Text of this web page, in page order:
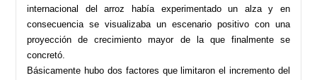
internacional del arroz había experimentado un alza y en
consecuencia se visualizaba un escenario positivo con una
proyección de crecimiento mayor de la que finalmente se
concretó.
Básicamente hubo dos factores que limitaron el incremento del